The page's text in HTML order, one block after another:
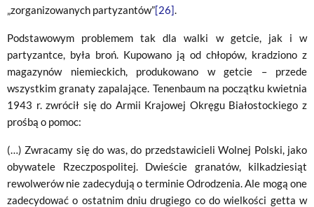
„zorganizowanych partyzantów”[26]
Podstawowym problemem tak dla walki w getcie, jak i w
partyzantce, była broń. Kupowano ją od chłopów, kradziono z
magazynów niemieckich, produkowano w getcie – przede
wszystkim granaty zapalające. Tenenbaum na początku kwietnia
1943 r. zwrócił się do Armii Krajowej Okręgu Białostockiego z
prośbą o pomoc:
(…) Zwracamy się do was, do przedstawicieli Wolnej Polski, jako
obywatele Rzeczpospolitej. Dwieście granatów, kilkadziesiąt
rewolwerów nie zadecydują o terminie Odrodzenia. Ale mogą one
zadecydować o ostatnim dniu drugiego co do wielkości getta w